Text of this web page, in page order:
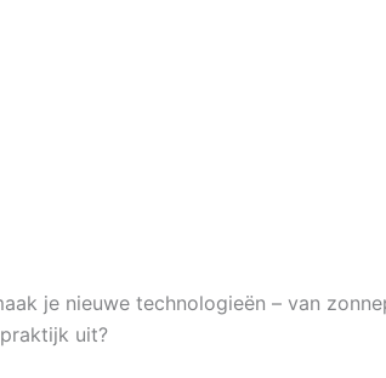
je nieuwe technologieën – van
uit?